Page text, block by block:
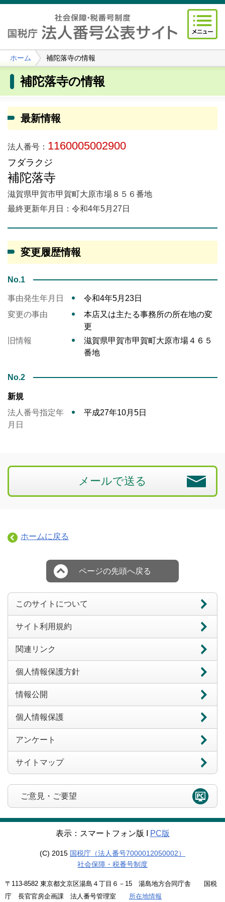
ホーム 補陀落寺の情報
補陀落寺の情報
最新情報
法人番号： 1160005002900
フダラクジ
補陀落寺
滋賀県甲賀市甲賀町大原市場８５６番地
最終更新年月日：令和4年5月27日
変更履歴情報
No.1
事由発生年月日
令和4年5月23日
変更の事由
本店又は主たる事務所の所在地の変
更
旧情報
滋賀県甲賀市甲賀町大原市場４６５
番地
No.2
新規
法人番号指定年
月日
平成27年10月5日
メールで送る
ホームに戻る
ページの先頭へ戻る
このサイトについて
サイト利用規約
関連リンク
個人情報保護方針
情報公開
個人情報保護
アンケート
サイトマップ
ご意見・ご要望
表示：スマートフォン版 Ι PC版
(C) 2015 国税庁（法人番号7000012050002）
社会保障・税番号制度
〒113-8582 東京都文京区湯島４丁目６－15 湯島地方合同庁舎 国税
庁 長官官房企画課 法人番号管理室 所在地情報